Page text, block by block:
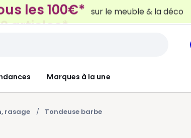
articles* sur le linge de maison et la
Marques à la une
rasage Tondeuse barbe